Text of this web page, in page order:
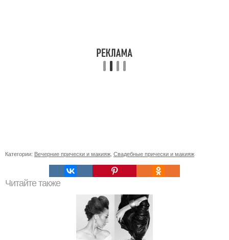
Категории: Вечерние прически и макияж, Свадебные прически и макияж
Читайте также